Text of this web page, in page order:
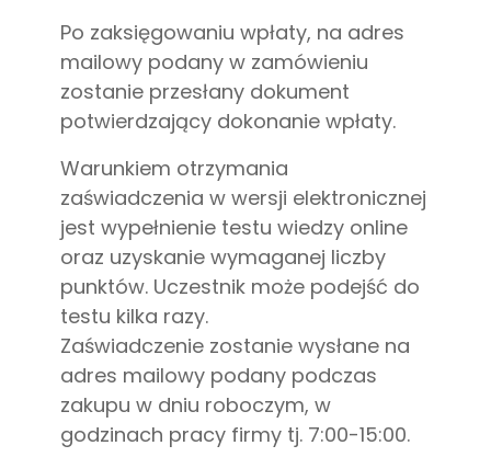
Po zaksięgowaniu wpłaty, na adres
mailowy podany w zamówieniu
zostanie przesłany dokument
potwierdzający dokonanie wpłaty.
Warunkiem otrzymania
zaświadczenia w wersji elektronicznej
jest wypełnienie testu wiedzy online
oraz uzyskanie wymaganej liczby
punktów. Uczestnik może podejść do
testu kilka razy.
Zaświadczenie zostanie wysłane na
adres mailowy podany podczas
zakupu w dniu roboczym, w
godzinach pracy firmy tj. 7:00-15:00.